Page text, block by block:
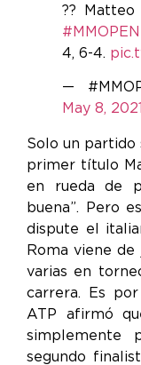
??
#MMOPEN
4, 6-4.
—
May 8, 2021
Solo un partido
primer título
en rueda de
buena”. Pero
dispute el
Roma viene de
varias en
carrera. Es
ATP afirmó
simplemente
segundo